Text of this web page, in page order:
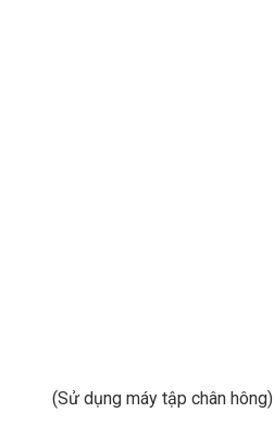
(Sử dụng máy tập chân hông)